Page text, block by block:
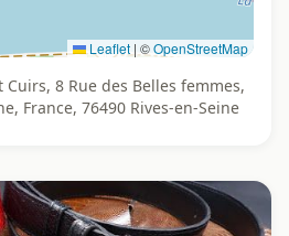
Leaflet | ©OpenStreetMap
Cuirs, 8 Rue des Belles femmes,
France, 76490 Rives-en-Seine